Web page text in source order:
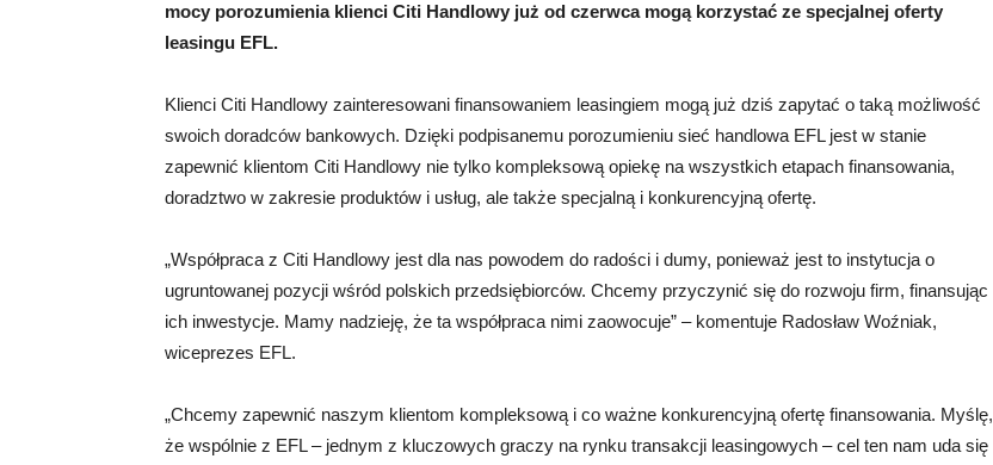
mocy porozumienia klienci Citi Handlowy już od czerwca mogą korzystać ze specjalnej oferty
leasingu EFL.
Klienci Citi Handlowy zainteresowani finansowaniem leasingiem mogą już dziś zapytać o taką możliwość
swoich doradców bankowych. Dzięki podpisanemu porozumieniu sieć handlowa EFL jest w stanie
zapewnić klientom Citi Handlowy nie tylko kompleksową opiekę na wszystkich etapach finansowania,
doradztwo w zakresie produktów i usług, ale także specjalną i konkurencyjną ofertę.
„Współpraca z Citi Handlowy jest dla nas powodem do radości i dumy, ponieważ jest to instytucja o
ugruntowanej pozycji wśród polskich przedsiębiorców. Chcemy przyczynić się do rozwoju firm, finansując
ich inwestycje. Mamy nadzieję, że ta współpraca nimi zaowocuje” – komentuje Radosław Woźniak,
wiceprezes EFL.
„Chcemy zapewnić naszym klientom kompleksową i co ważne konkurencyjną ofertę finansowania. Myślę,
że wspólnie z EFL – jednym z kluczowych graczy na rynku transakcji leasingowych – cel ten nam uda się